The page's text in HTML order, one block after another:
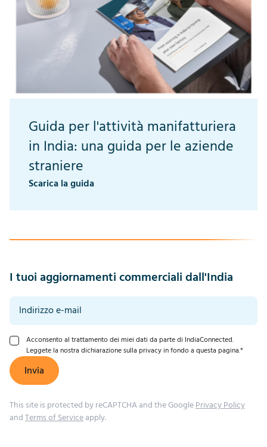
Guida per l'attività manifatturiera
in India: una guida per le aziende
straniere
Scarica la guida
I tuoi aggiornamenti commerciali dall'India
Acconsento al trattamento dei miei dati da parte di IndiaConnected.
Leggete la nostra dichiarazione sulla privacy in fondo a questa pagina.*
Invia
This site is protected by reCAPTCHA and the GooglePrivacy Policy
andTerms of Serviceapply.